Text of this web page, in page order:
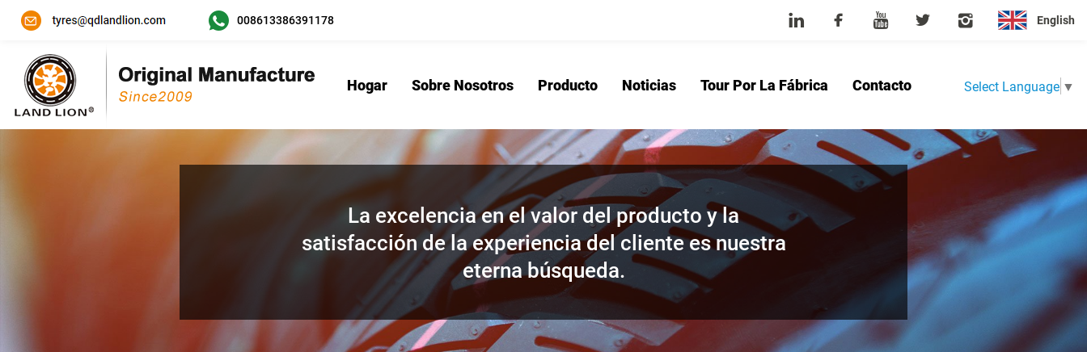
008613386391178 English
Hogar Sobre Nosotros Producto Noticias Tour Por La Fábrica Contacto Select Language ▼
Sobre Nosotros Producto Noticias Contacto
La excelencia en el valor del producto y la
satisfacción de la experiencia del cliente es nuestra
eterna búsqueda.